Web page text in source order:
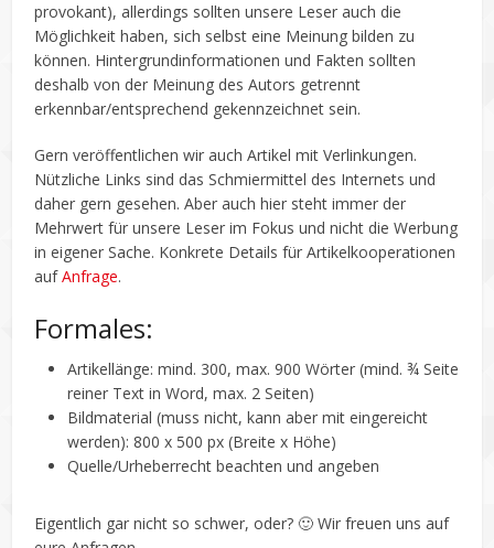
provokant), allerdings sollten unsere Leser auch die
Möglichkeit haben, sich selbst eine Meinung bilden zu
können. Hintergrundinformationen und Fakten sollten
deshalb von der Meinung des Autors getrennt
erkennbar/entsprechend gekennzeichnet sein.
Gern veröffentlichen wir auch Artikel mit Verlinkungen.
Nützliche Links sind das Schmiermittel des Internets und
daher gern gesehen. Aber auch hier steht immer der
Mehrwert für unsere Leser im Fokus und nicht die Werbung
in eigener Sache. Konkrete Details für Artikelkooperationen
aufAnfrage.
Formales:
Artikellänge: mind. 300, max. 900 Wörter (mind. ¾ Seite
reiner Text in Word, max. 2 Seiten)
Bildmaterial (muss nicht, kann aber mit eingereicht
werden): 800 x 500 px (Breite x Höhe)
Quelle/Urheberrecht beachten und angeben
Eigentlich gar nicht so schwer, oder? 🙂 Wir freuen uns auf